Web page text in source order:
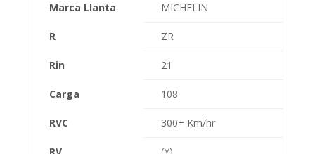
Marca Llanta MICHELIN
R ZR
Rin 21
Carga 108
RVC 300+ Km/hr